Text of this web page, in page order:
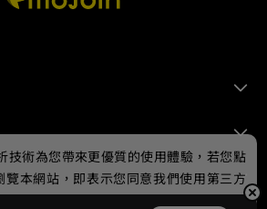
技術為您帶來更優質的使用體驗，若您點
本網站，即表示您同意我們使用第三方
訊請見隱私權政策。